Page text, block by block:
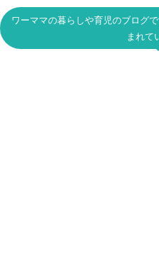
ワーママの暮らしや育児のブログ
まれて